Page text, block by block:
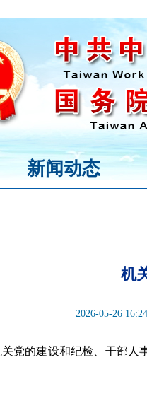
新闻动态
机
2026-05-26 16:24
的建设和纪检、干部人